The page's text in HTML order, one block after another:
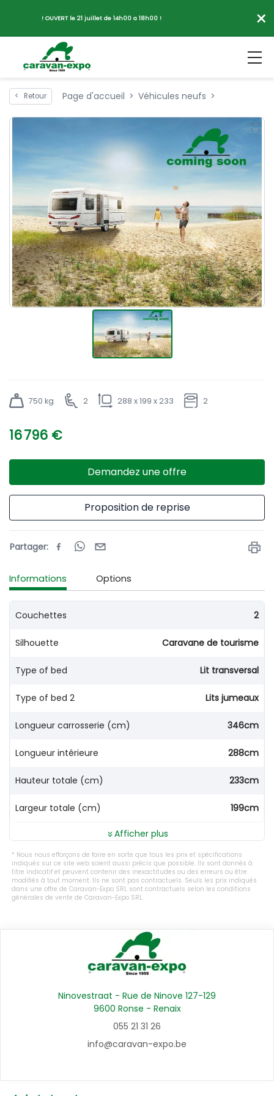
! OUVERT le 21 juillet de 14h00 a 18h00 ! ×
< Retour Page d'accueil Véhicules neufs
750 kg 2 288 x 199 x 233 2
16 796 €
Demandez une offre
Proposition de reprise
Partager:
Informations Options
Couchettes 2
Silhouette Caravane de tourisme
Type of bed Lit transversal
Type of bed 2 Lits jumeaux
Longueur carrosserie (cm) 346cm
Longueur intérieure 288cm
Hauteur totale (cm) 233cm
Largeur totale (cm) 199cm
Afficher plus
Nous nous efforçons de faire en sorte que tous les prix et spécifications
indiqués sur ce site web soient aussi précis que possible. Ils sont donnés à
titre indicatif et peuvent contenir des inexactitudes ou des erreurs ou être
modifiés à tout moment. Ils ne sont pas contractuels. Seuls les prix indiqués
dans une offre de Caravan-Expo SRL sont contractuels selon les conditions
générales de vente de Caravan-Expo SRL.
Ninovestraat - Rue de Ninove 127-129
9600 Ronse - Renaix
055 21 31 26
info@caravan-expo.be